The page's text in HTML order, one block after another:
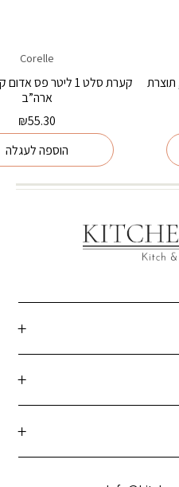
תוצרת
Corelle
קערת סלט 1 ליטר פס
ארה”ב
₪55.30
הוספה לעגלה